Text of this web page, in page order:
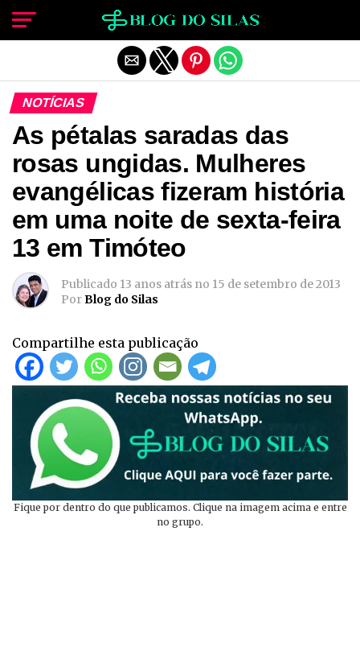
NOTÍCIAS
As pétalas saradas das
rosas ungidas. Mulheres
evangélicas fizeram história
em uma noite de sexta-feira
13 em Timóteo
Publicado 13 anos atrás no 15 de setembro de 2013
PorBlog do Silas
Compartilhe esta publicação
Fique por dentro do que publicamos. Clique na imagem acima e entre
no grupo.
Sair da versão mobile